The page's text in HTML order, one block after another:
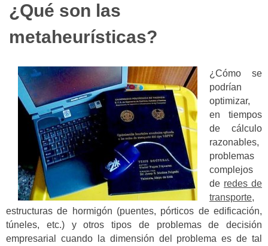
¿Qué son las
metaheurísticas?
¿Cómo se
podrían
optimizar,
en tiempos
de cálculo
razonables,
problemas
complejos
de redes de
transporte,
estructuras de hormigón (puentes, pórticos de edificación,
túneles, etc.) y otros tipos de problemas de decisión
empresarial cuando la dimensión del problema es de tal